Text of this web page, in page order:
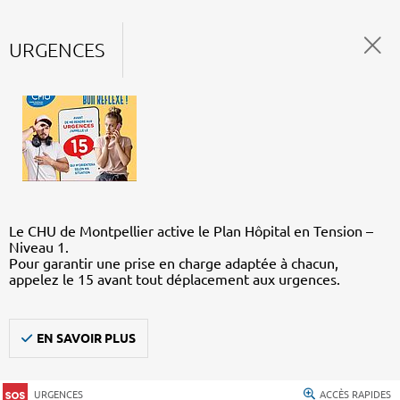
URGENCES
Le CHU de Montpellier active le Plan Hôpital en Tension –
Niveau 1.
Pour garantir une prise en charge adaptée à chacun,
appelez le 15 avant tout déplacement aux urgences.
EN SAVOIR PLUS
URGENCES ACCÈS RAPIDES